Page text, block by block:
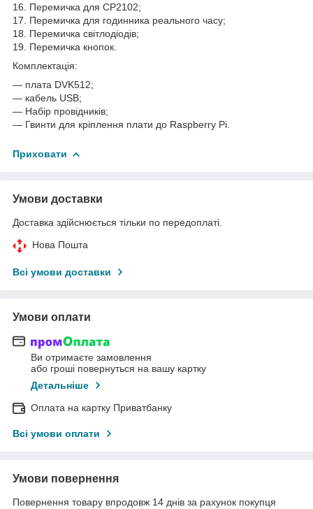
16. Перемичка для CP2102;
17. Перемичка для годинника реального часу;
18. Перемичка світлодіодів;
19. Перемичка кнопок.
Комплектація:
― плата DVK512;
― кабель USB;
― Набір провідників;
― Гвинти для кріплення плати до Raspberry Pi.
Приховати
Умови доставки
Доставка здійснюється тільки по передоплаті.
Нова Пошта
Всі умови доставки
Умови оплати
Ви отримаєте замовлення
або гроші повернуться на вашу картку
Детальніше
Оплата на картку Приватбанку
Всі умови оплати
Умови повернення
Повернення товару впродовж 14 днів за рахунок покупця